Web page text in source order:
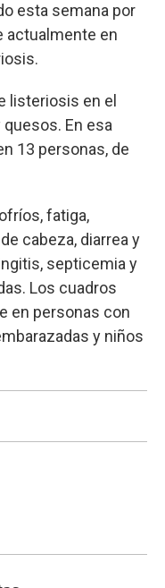
esta semana por
actualmente en
listeriosis en el
En esa
13 personas, de
fatiga,
cabeza, diarrea y
septicemia y
Los cuadros
en personas con
y niños